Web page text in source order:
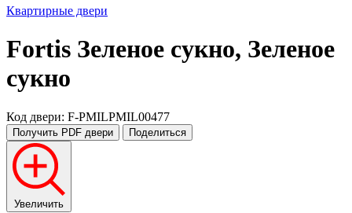
Квартирные двери
Fortis Зеленое сукно, Зеленое
сукно
Код двери: F-PMILPMIL00477
Получить PDF двери Поделиться
Увеличить